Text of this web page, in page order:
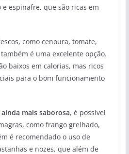
espinafre, que são ricas em
como cenoura, tomate,
é uma excelente opção.
baixos em calorias, mas ricos
para o bom funcionamento
mais saborosa, é possível
como frango grelhado,
é recomendado o uso de
e nozes, que além de